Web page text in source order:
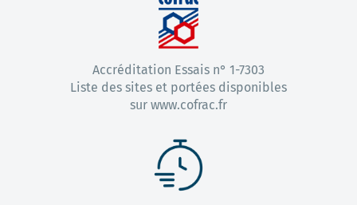
Accréditation Essais n° 1-7303
Liste des sites et portées disponibles
sur www.cofrac.fr